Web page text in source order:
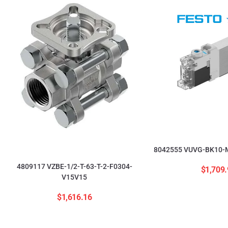
4809117 VZBE-1/2-T-63-T-2-F0304-
V15V15
$1,616.16
8042555 VUVG-BK10-
$